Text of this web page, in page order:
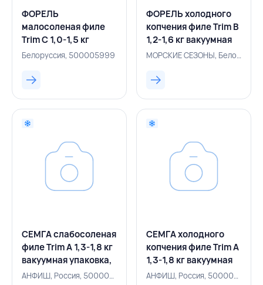
ФОРЕЛЬ
малосоленая филе
Trim C 1,0-1,5 кг
вакуумная упаковка,
БЕЛАРУСЬ
Белоруссия, 500005999
ФОРЕЛЬ холодного
копчения филе Trim B
1,2-1,6 кг вакуумная
упаковка, МОРСКИЕ МОРСКИЕ СЕЗОНЫ, Белоруссия, 500005571
СЕМГА слабосоленая
филе Trim A 1,3-1,8 кг
вакуумная упаковка,
АНФИШ, РОССИЯ
АНФИШ, Россия, 500005913
СЕМГА холодного
копчения филе Trim A
1,3-1,8 кг вакуумная
упаковка, АНФИШ,
АНФИШ, Россия, 500005907